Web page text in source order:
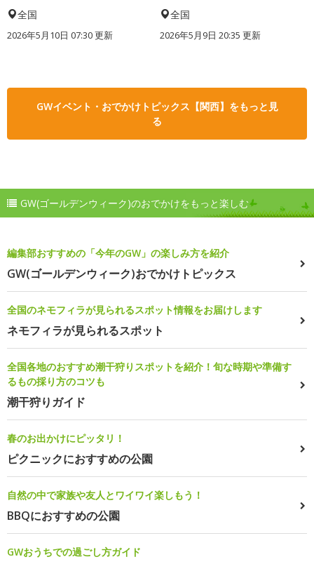
全国
2026年5月10日 07:30 更新
全国
2026年5月9日 20:35 更新
GWイベント・おでかけトピックス【関西】をもっと見
る
GW(ゴールデンウィーク)のおでかけをもっと楽しむ
編集部おすすめの「今年のGW」の楽しみ方を紹介
GW(ゴールデンウィーク)おでかけトピックス
全国のネモフィラが見られるスポット情報をお届けします
ネモフィラが見られるスポット
全国各地のおすすめ潮干狩りスポットを紹介！旬な時期や準備す
るもの採り方のコツも
潮干狩りガイド
春のお出かけにピッタリ！
ピクニックにおすすめの公園
自然の中で家族や友人とワイワイ楽しもう！
BBQにおすすめの公園
GWおうちでの過ごし方ガイド